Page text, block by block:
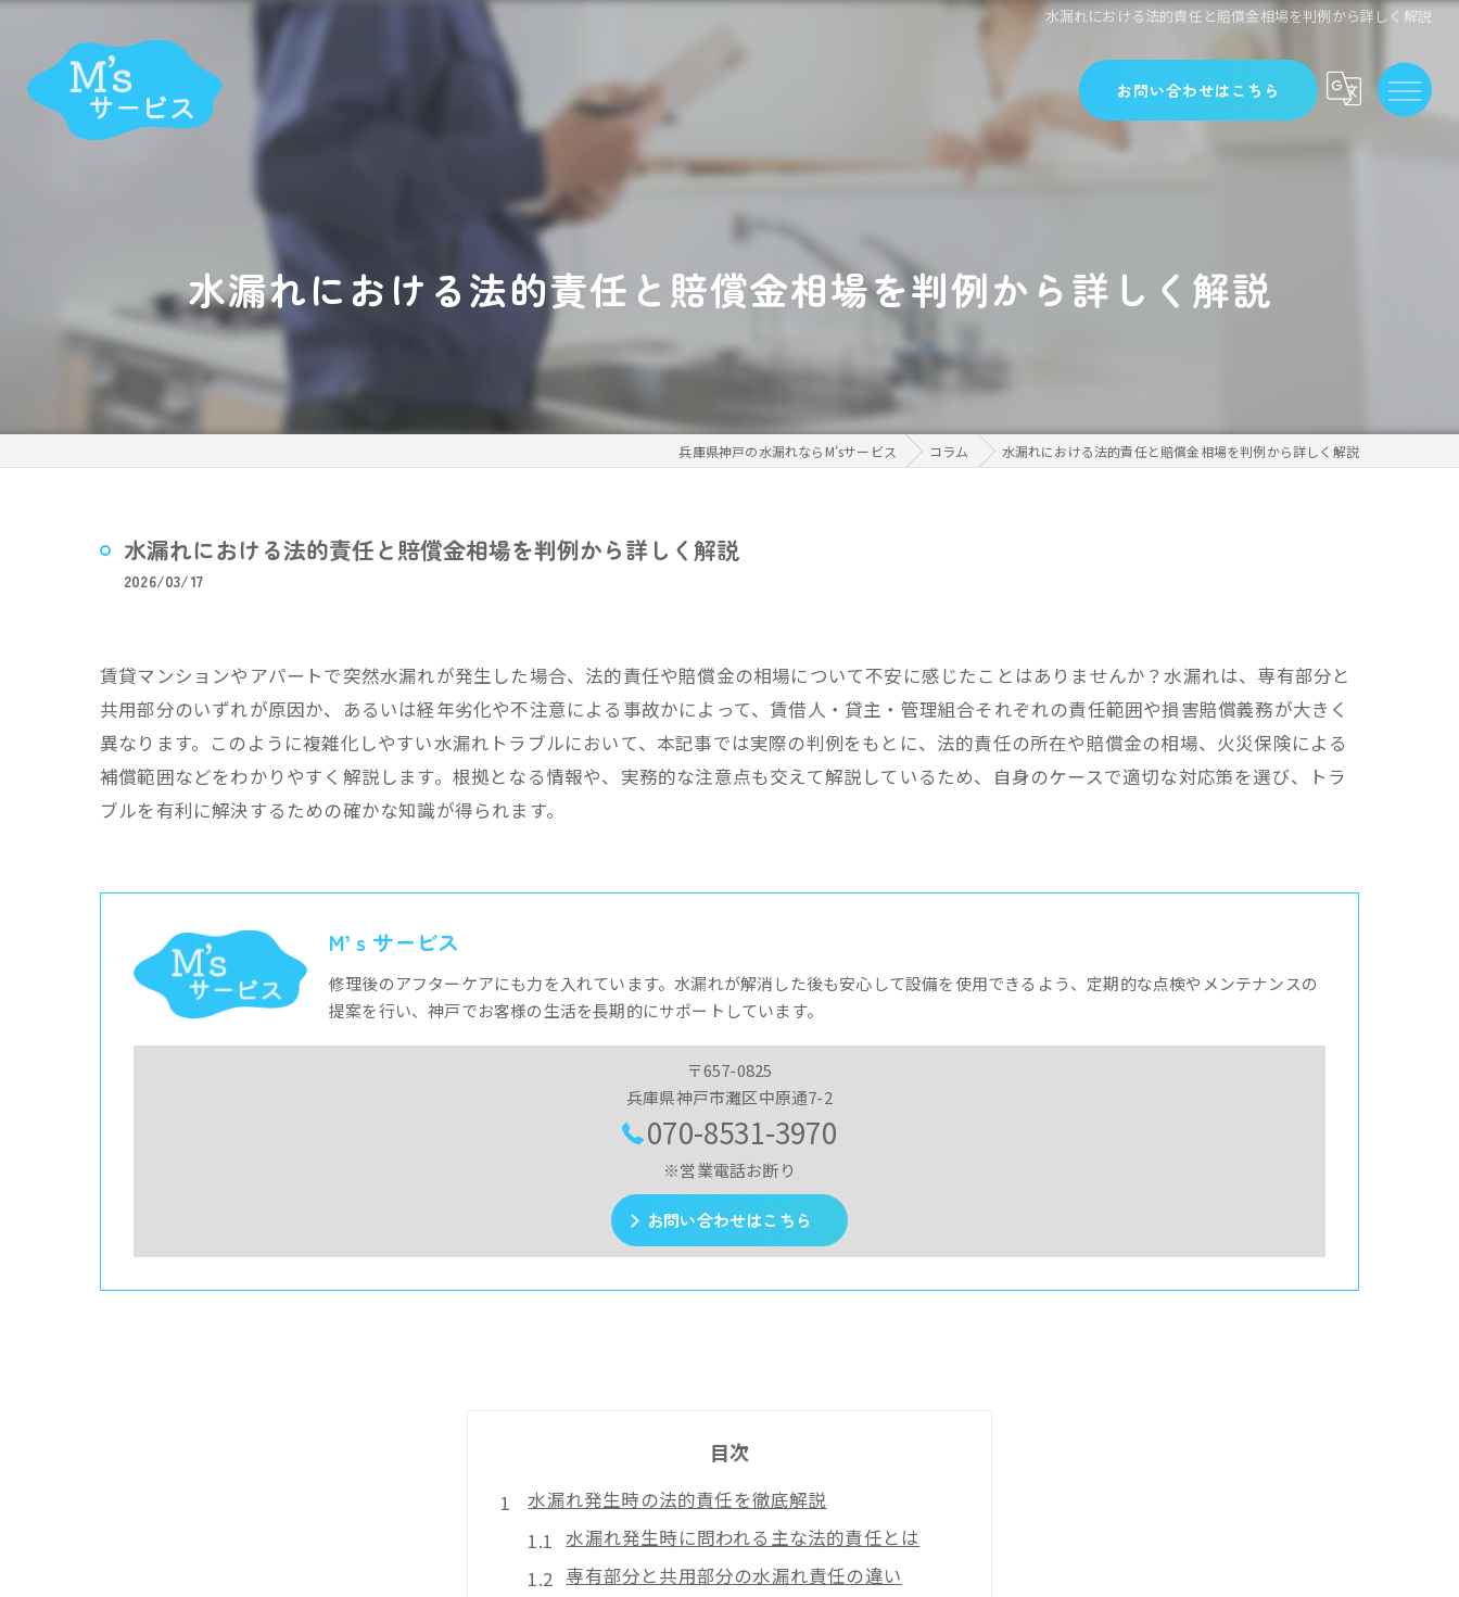
水漏れにおける法的責任と賠償金相場を判例から詳しく解説
お問い合わせはこちら
水漏れにおける法的責任と賠償金相場を判例から詳しく解説
兵庫県神戸の水漏れならM'sサービス コラム 水漏れにおける法的責任と賠償金相場を判例から詳しく解説
水漏れにおける法的責任と賠償金相場を判例から詳しく解説
2026/03/17
賃貸マンションやアパートで突然水漏れが発生した場合、法的責任や賠償金の相場について不安に感じたことはありませんか？水漏れは、専有部分と
共用部分のいずれが原因か、あるいは経年劣化や不注意による事故かによって、賃借人・貸主・管理組合それぞれの責任範囲や損害賠償義務が大きく
異なります。このように複雑化しやすい水漏れトラブルにおいて、本記事では実際の判例をもとに、法的責任の所在や賠償金の相場、火災保険による
補償範囲などをわかりやすく解説します。根拠となる情報や、実務的な注意点も交えて解説しているため、自身のケースで適切な対応策を選び、トラ
ブルを有利に解決するための確かな知識が得られます。
M’ｓサービス
修理後のアフターケアにも力を入れています。水漏れが解消した後も安心して設備を使用できるよう、定期的な点検やメンテナンスの
提案を行い、神戸でお客様の生活を長期的にサポートしています。
〒657-0825
兵庫県神戸市灘区中原通7-2
070-8531-3970
※営業電話お断り
お問い合わせはこちら
目次
水漏れ発生時の法的責任を徹底解説
水漏れ発生時に問われる主な法的責任とは
専有部分と共用部分の水漏れ責任の違い